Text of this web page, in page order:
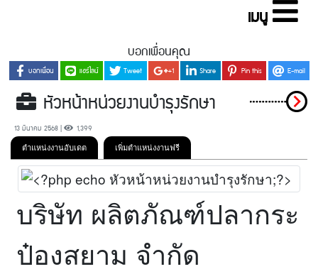
เมนู
บอกเพื่อนคุณ
บอกเพื่อน แชร์ไลน์ Tweet +1 Share Pin this E-mail
หัวหน้าหน่วยงานบำรุงรักษา
13 มีนาคม 2568 | 1,399
ตำแหน่งงานอับเดต เพิ่มตำแหน่งงานฟรี
บริษัท ผลิตภัณฑ์ปลากระ
ป๋องสยาม จำกัด